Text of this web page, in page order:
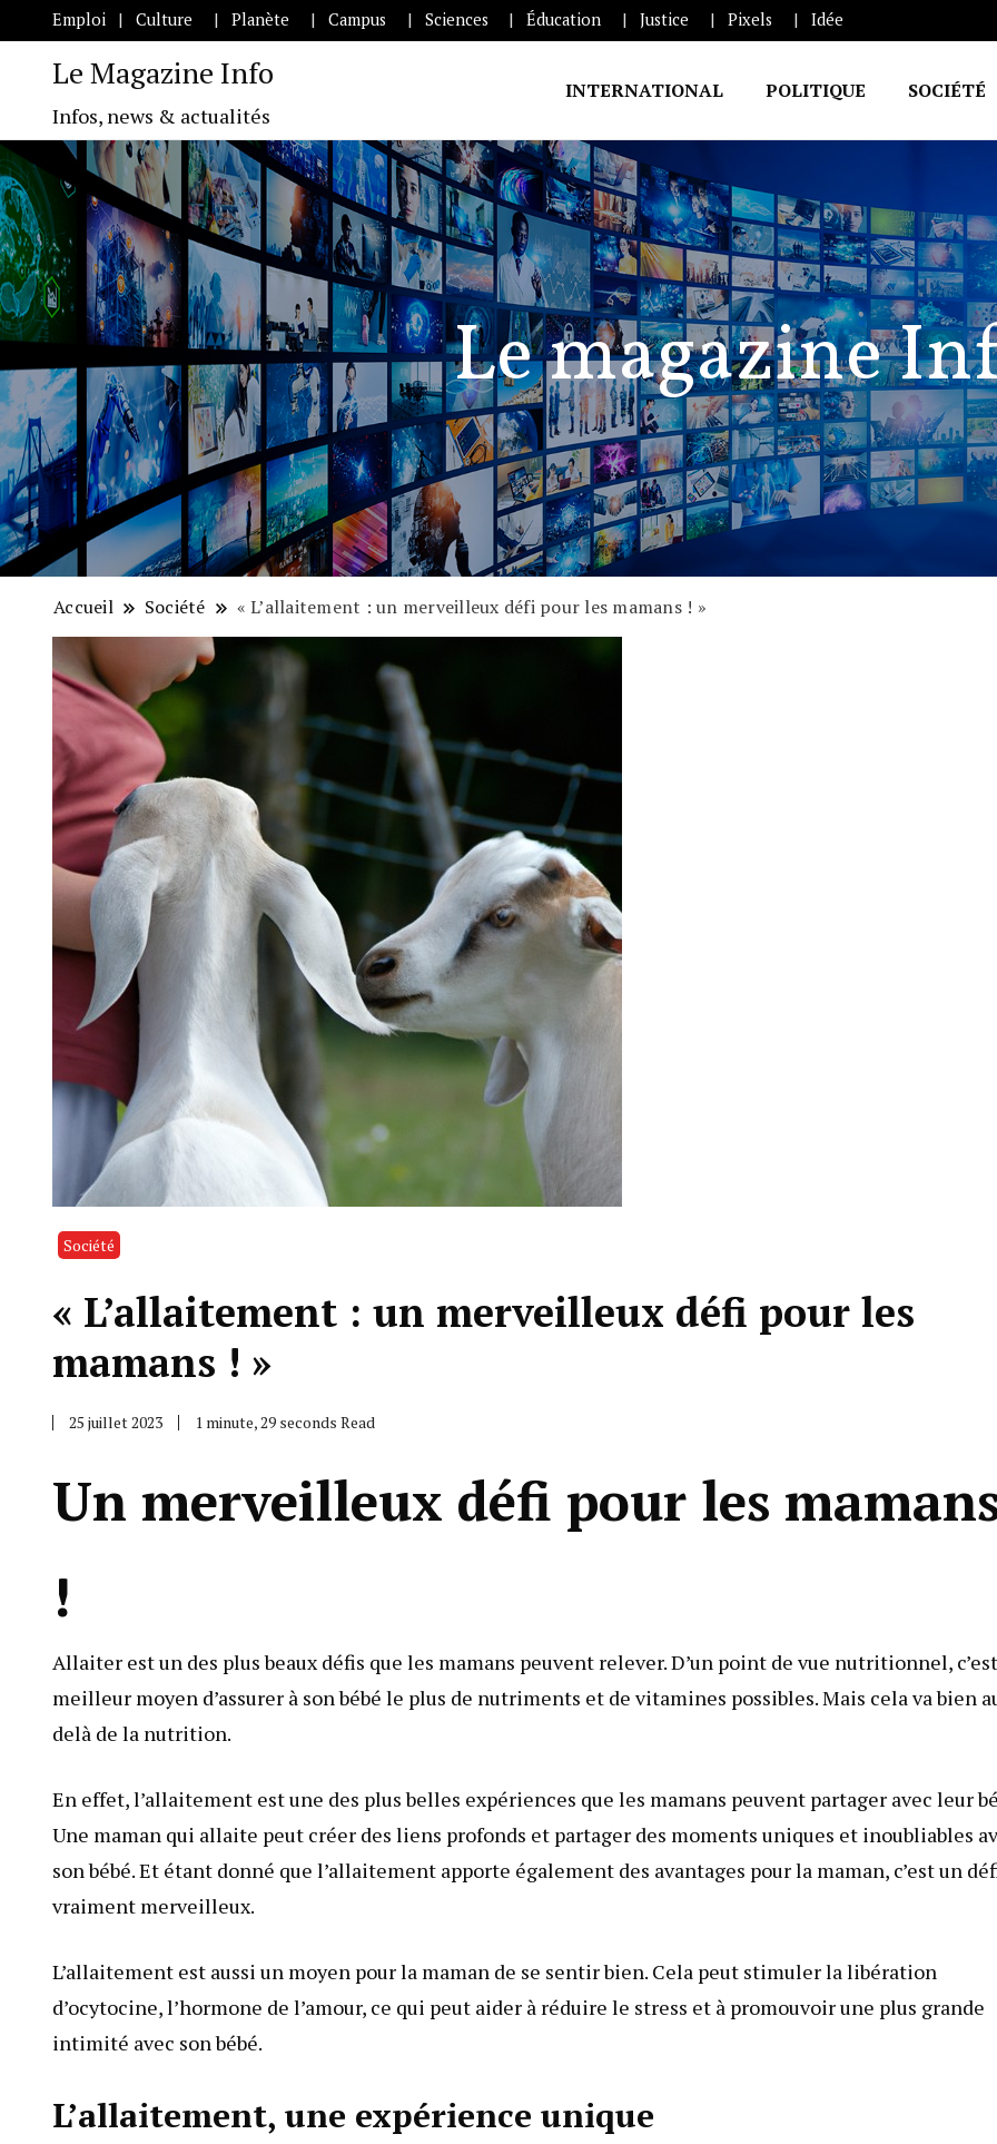
Emploi Culture Planète Campus Sciences Éducation Justice Pixels Idée
Le Magazine Info
Infos, news & actualités
INTERNATIONAL POLITIQUE SOCIÉTÉ
Le magazine
Accueil Société « L’allaitement : un merveilleux défi pour les mamans ! »
Société
« L’allaitement : un merveilleux défi pour les
mamans ! »
25 juillet 2023 1 minute, 29 seconds Read
Un merveilleux défi pour les
!
Allaiter est un des plus beaux défis que les mamans peuvent relever. D’un point de vue nutritionnel,
meilleur moyen d’assurer à son bébé le plus de nutriments et de vitamines possibles. Mais cela va bien
delà de la nutrition.
En effet, l’allaitement est une des plus belles expériences que les mamans peuvent partager avec leur
Une maman qui allaite peut créer des liens profonds et partager des moments uniques et inoubliables
son bébé. Et étant donné que l’allaitement apporte également des avantages pour la maman, c’est un
vraiment merveilleux.
L’allaitement est aussi un moyen pour la maman de se sentir bien. Cela peut stimuler la libération
d’ocytocine, l’hormone de l’amour, ce qui peut aider à réduire le stress et à promouvoir une plus grande
intimité avec son bébé.
L’allaitement, une expérience unique